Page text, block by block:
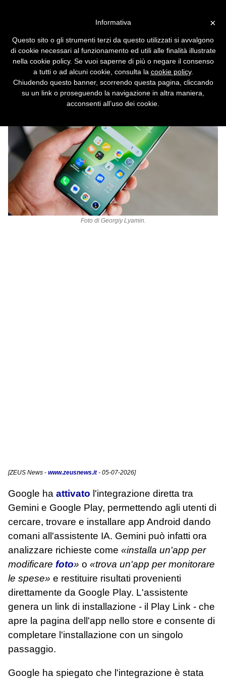
Play
La IA aiuta a scoprire e installare le app.
Foto di Georgiy Lyamin
[ZEUS News - www.zeusnews.it- 05-07-2026]
Google ha attivato l'integrazione diretta tra
Gemini e Google Play, permettendo agli utenti di
cercare, trovare e installare app Android dando
comani all'assistente IA. Gemini può infatti ora
analizzare richieste come «installa un'app per
modificare foto» o «trova un'app per monitorare
le spese» e restituire risultati provenienti
direttamente da Google Play. L'assistente
genera un link di installazione - il Play Link - che
apre la pagina dell'app nello store e consente di
completare l'installazione con un singolo
passaggio.
Google ha spiegato che l'integrazione è stata
×
Informativa
Questo sito o gli strumenti terzi da questo utilizzati si avvalgono
di cookie necessari al funzionamento ed utili alle finalità illustrate
nella cookie policy. Se vuoi saperne di più o negare il consenso
a tutti o ad alcuni cookie, consulta la cookie policy.
Chiudendo questo banner, scorrendo questa pagina, cliccando
su un link o proseguendo la navigazione in altra maniera,
acconsenti all’uso dei cookie.